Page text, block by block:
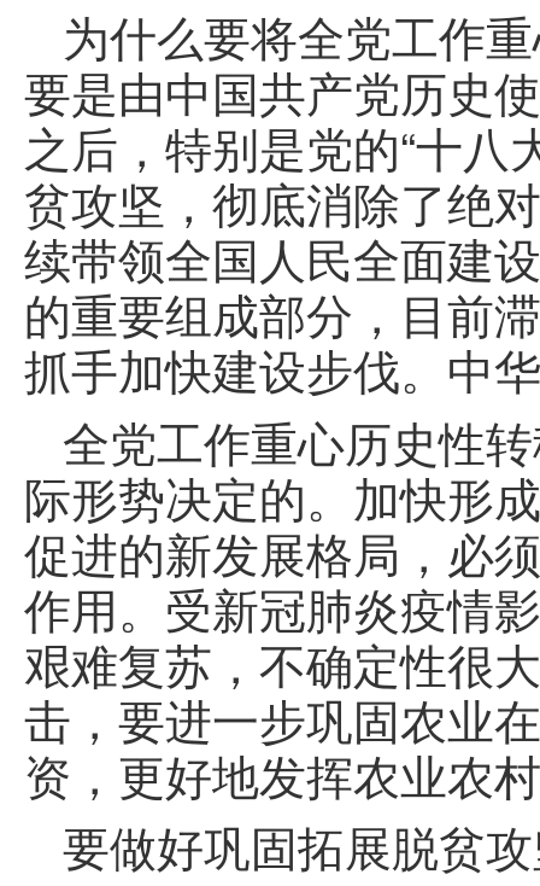
为什么要将全党工作
要是由中国共产党历史
之后，特别是党的“十
贫攻坚，彻底消除了绝
续带领全国人民全面建
的重要组成部分，目前
抓手加快建设步伐。中
全党工作重心历史性
际形势决定的。加快形
促进的新发展格局，必
作用。受新冠肺炎疫情
艰难复苏，不确定性很
击，要进一步巩固农业
资，更好地发挥农业农
要做好巩固拓展脱贫